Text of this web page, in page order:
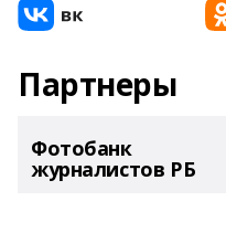
Партнеры
Фотобанк
журналистов РБ